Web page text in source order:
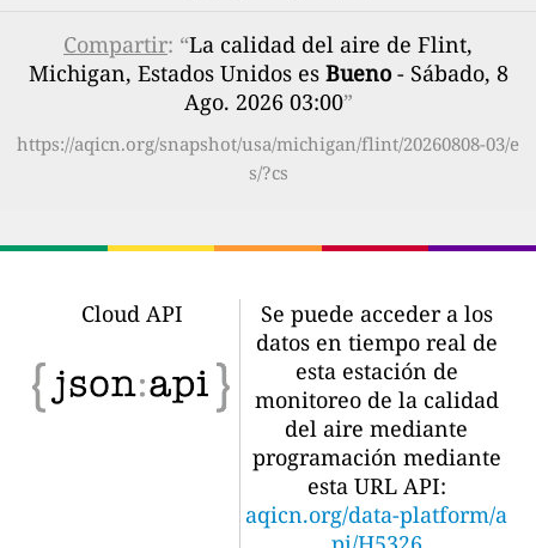
Compartir: “La calidad del aire de Flint,
Michigan, Estados Unidos es Bueno- Sábado, 8
Ago. 2026 03:00”
https://aqicn.org/snapshot/usa/michigan/flint/20260808-03/e
s/?cs
Cloud API
Se puede acceder a los
datos en tiempo real de
esta estación de
monitoreo de la calidad
del aire mediante
programación mediante
esta URL API:
aqicn.org/data-platform/a